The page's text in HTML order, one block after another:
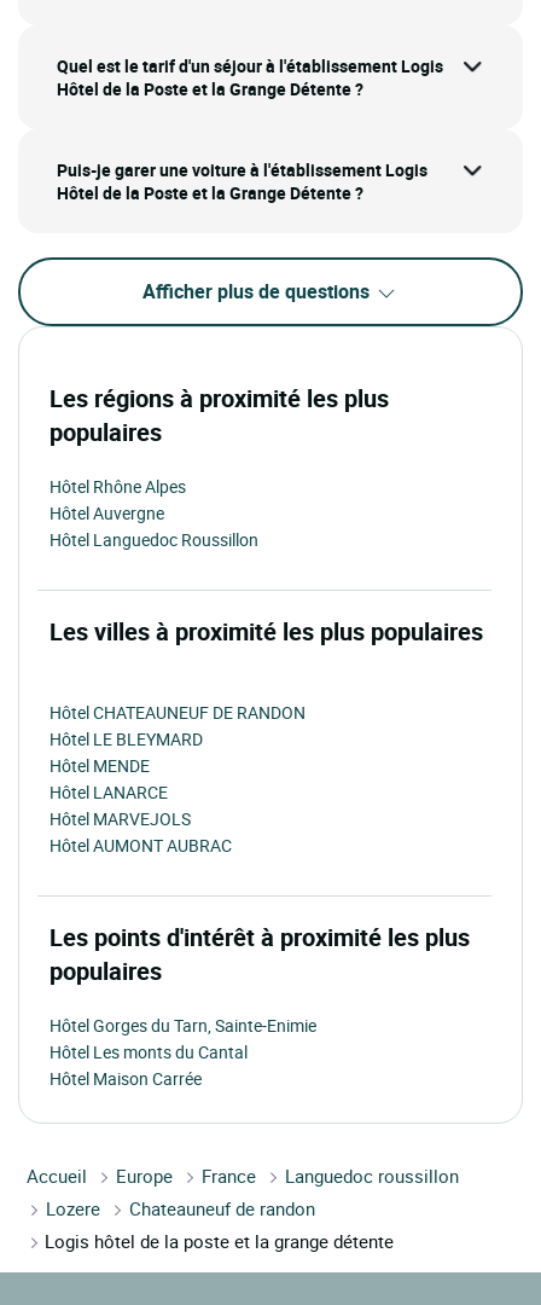
Quel est le tarif d'un séjour à l'établissement Logis
Hôtel de la Poste et la Grange Détente ?
Puis-je garer une voiture à l'établissement Logis
Hôtel de la Poste et la Grange Détente ?
Afficher plus de questions
Les régions à proximité les plus
populaires
Hôtel Rhône Alpes
Hôtel Auvergne
Hôtel Languedoc Roussillon
Les villes à proximité les plus populaires
Hôtel CHATEAUNEUF DE RANDON
Hôtel LE BLEYMARD
Hôtel MENDE
Hôtel LANARCE
Hôtel MARVEJOLS
Hôtel AUMONT AUBRAC
Les points d'intérêt à proximité les plus
populaires
Hôtel Gorges du Tarn, Sainte-Enimie
Hôtel Les monts du Cantal
Hôtel Maison Carrée
Accueil Europe France
Languedoc roussillon
Lozere
Chateauneuf de randon
Logis hôtel de la poste et la grange détente